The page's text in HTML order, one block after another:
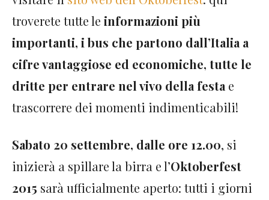
troverete tutte le informazioni più
importanti, i bus che partono dall’Italia a
cifre vantaggiose ed economiche, tutte le
dritte per entrare nel vivo della festa e
trascorrere dei momenti indimenticabili!
Sabato 20 settembre, dalle ore 12.00, si
inizierà a spillare la birra e l’Oktoberfest
2015 sarà ufficialmente aperto: tutti i giorni